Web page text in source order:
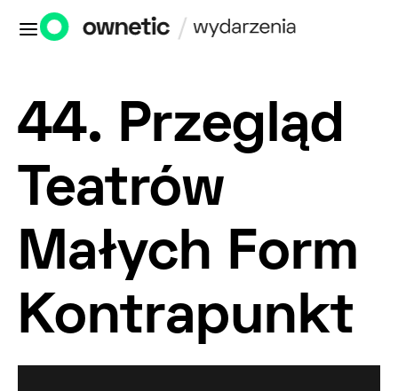
44. Przegląd
Teatrów
Małych Form
Kontrapunkt